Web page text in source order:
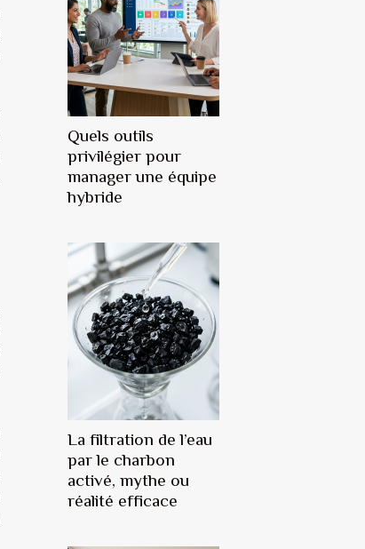
Quels outils
privilégier pour
manager une équipe
hybride
La filtration de l’eau
par le charbon
activé, mythe ou
réalité efficace